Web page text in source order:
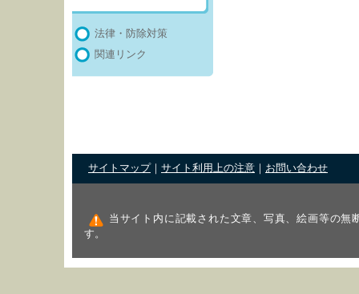
法律・防除対策
関連リンク
サイトマップ サイト利用上の注意 お問い合わせ
当サイト内に記載された文章、写真、絵画等の無
す。